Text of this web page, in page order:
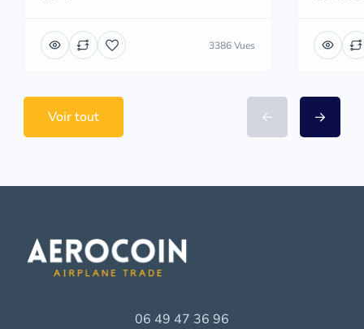
3386 Vues
Voir tout
06 49 47 36 96